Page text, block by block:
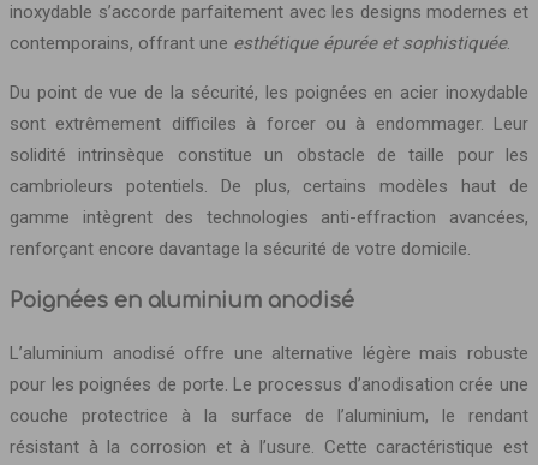
inoxydable s’accorde parfaitement avec les designs modernes et
contemporains, offrant une esthétique épurée et sophistiquée.
Du point de vue de la sécurité, les poignées en acier inoxydable
sont extrêmement difficiles à forcer ou à endommager. Leur
solidité intrinsèque constitue un obstacle de taille pour les
cambrioleurs potentiels. De plus, certains modèles haut de
gamme intègrent des technologies anti-effraction avancées,
renforçant encore davantage la sécurité de votre domicile.
Poignées en aluminium anodisé
L’aluminium anodisé offre une alternative légère mais robuste
pour les poignées de porte. Le processus d’anodisation crée une
couche protectrice à la surface de l’aluminium, le rendant
résistant à la corrosion et à l’usure. Cette caractéristique est